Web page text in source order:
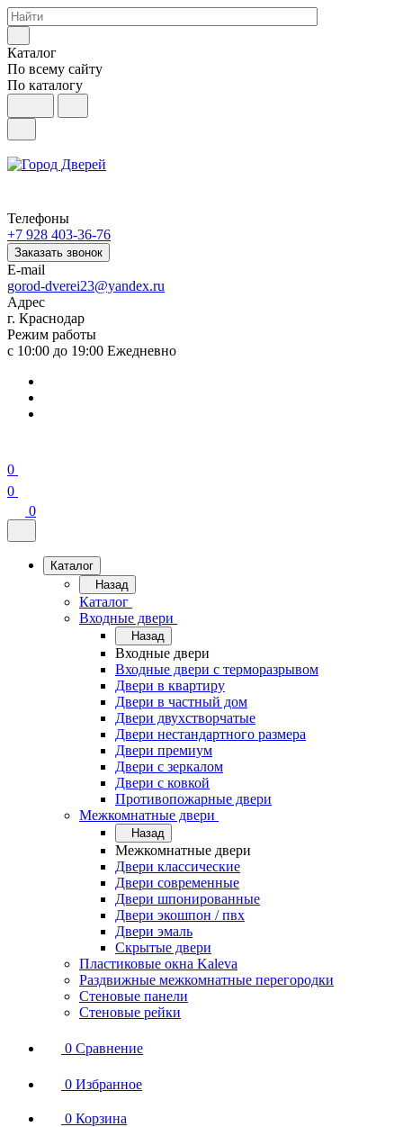
Каталог
По всему сайту
По каталогу
Телефоны
+7 928 403-36-76
Заказать звонок
E-mail
gorod-dverei23@yandex.ru
Адрес
г. Краснодар
Режим работы
с 10:00 до 19:00 Ежедневно
0
0
0
Каталог
Назад
Каталог
Входные двери
Назад
Входные двери
Входные двери с терморазрывом
Двери в квартиру
Двери в частный дом
Двери двухстворчатые
Двери нестандартного размера
Двери премиум
Двери с зеркалом
Двери с ковкой
Противопожарные двери
Межкомнатные двери
Назад
Межкомнатные двери
Двери классические
Двери современные
Двери шпонированные
Двери экошпон / пвх
Двери эмаль
Скрытые двери
Пластиковые окна Kaleva
Раздвижные межкомнатные перегородки
Стеновые панели
Стеновые рейки
0 Сравнение
0 Избранное
0 Корзина